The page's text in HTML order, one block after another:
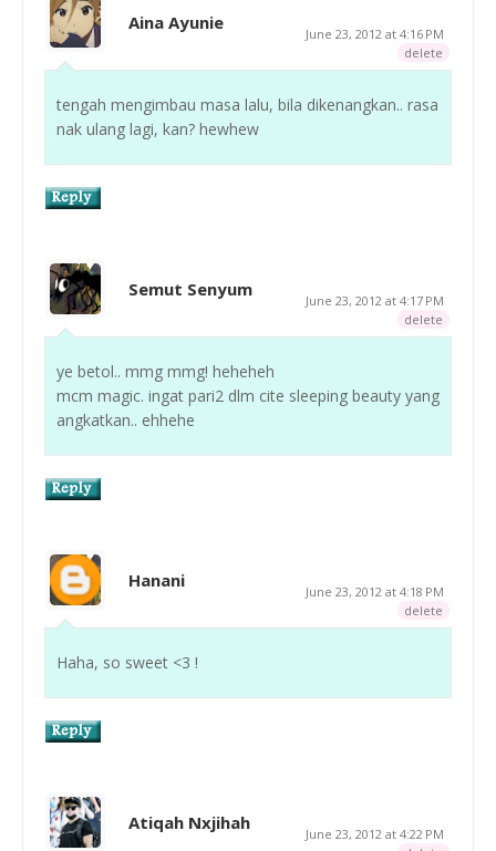
Aina Ayunie
June 23, 2012 at 4:16 PM
delete
tengah mengimbau masa lalu, bila dikenangkan.. rasa
nak ulang lagi, kan? hewhew
Semut Senyum
June 23, 2012 at 4:17 PM
delete
ye betol.. mmg mmg! heheheh
mcm magic. ingat pari2 dlm cite sleeping beauty yang
angkatkan.. ehhehe
Hanani
June 23, 2012 at 4:18 PM
delete
Haha, so sweet <3 !
Atiqah Nxjihah
June 23, 2012 at 4:22 PM